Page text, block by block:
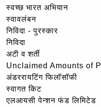
स्वच्छ भारत अभियान
स्वावलंबन
निविदा - पुरस्कार
निविदा
अटी व शर्ती
Unclaimed Amounts of
अंडररायटिंग फिलॉसॉफी
स्वागत किट
एलआयसी पेन्शन फंड लिमिटेड